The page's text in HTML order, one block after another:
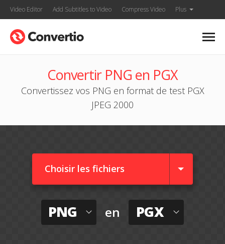
Video Editor Add Subtitles to Video Compress Video Plus
Convertir PNG en PGX
Convertissez vos PNG en format de test PGX
JPEG 2000
Choisir les fichiers
PNG en PGX